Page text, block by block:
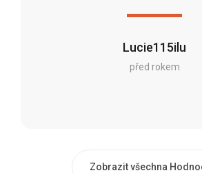
Lucie115ilu
před rokem
Zobrazit všechna